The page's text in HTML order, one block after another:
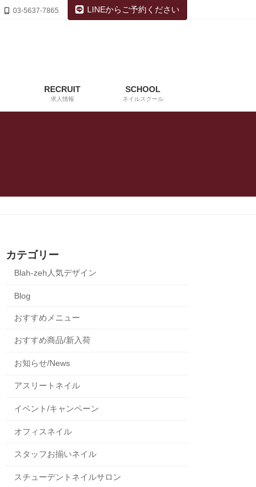
03-5637-7865 LINEからご予約ください
RECRUIT
求人情報
SCHOOL
ネイルスクール
カテゴリー
Blah-zeh人気デザイン
Blog
おすすめメニュー
おすすめ商品/新入荷
お知らせ/News
アスリートネイル
イベント/キャンペーン
オフィスネイル
スタッフお揃いネイル
スチューデントネイルサロン